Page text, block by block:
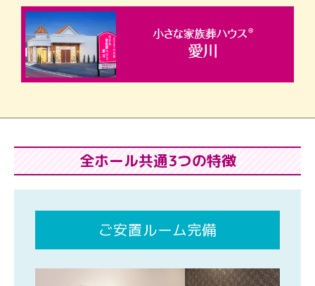
全ホール共通3つの特徴
ご安置ルーム完備